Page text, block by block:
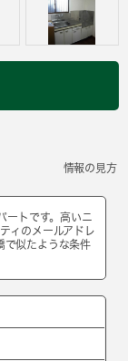
情報の見方
ートです。高いニ
ィのメールアドレ
で似たような条件